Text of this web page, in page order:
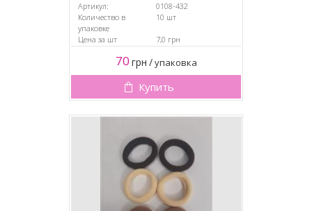
Артикул:
0108-432
Количество в
упаковке
10 шт
Цена за шт 7,0 грн
70 грн /упаковка
Купить